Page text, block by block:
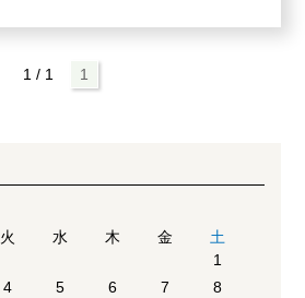
1 / 1 1
火 水 木 金 土
1
4 5 6 7
8